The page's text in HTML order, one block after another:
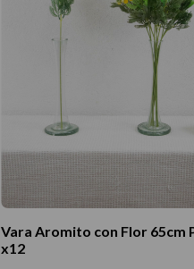
Vara Aromito con Flor 65cm
x12